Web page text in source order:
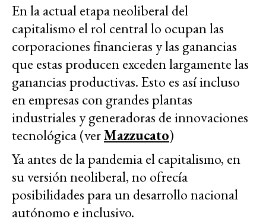
En la actual etapa neoliberal del
capitalismo el rol central lo ocupan las
corporaciones financieras y las ganancias
que estas producen exceden largamente las
ganancias productivas. Esto es así incluso
en empresas con grandes plantas
industriales y generadoras de innovaciones
tecnológica (verMazzucato)
Ya antes de la pandemia el capitalismo, en
su versión neoliberal, no ofrecía
posibilidades para un desarrollo nacional
autónomo e inclusivo.